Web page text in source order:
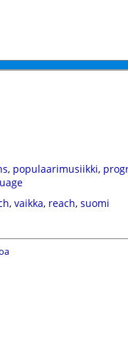
, populaarimusiikki,
, vaikka, reach, suomi